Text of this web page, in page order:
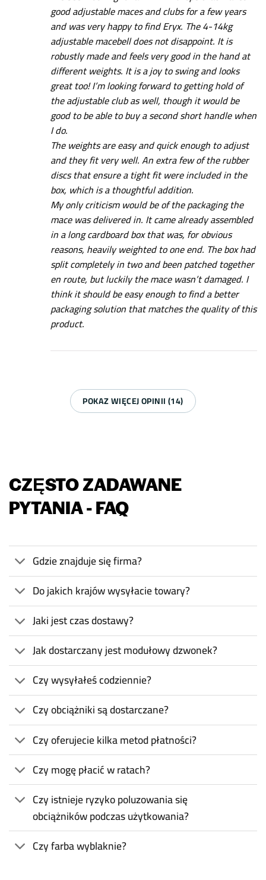
good adjustable maces and clubs for a few years
and was very happy to find Eryx. The 4-14kg
adjustable macebell does not disappoint. It is
robustly made and feels very good in the hand at
different weights. It is a joy to swing and looks
great too! I’m looking forward to getting hold of
the adjustable club as well, though it would be
good to be able to buy a second short handle when
I do.
The weights are easy and quick enough to adjust
and they fit very well. An extra few of the rubber
discs that ensure a tight fit were included in the
box, which is a thoughtful addition.
My only criticism would be of the packaging the
mace was delivered in. It came already assembled
in a long cardboard box that was, for obvious
reasons, heavily weighted to one end. The box had
split completely in two and been patched together
en route, but luckily the mace wasn’t damaged. I
think it should be easy enough to find a better
packaging solution that matches the quality of this
product.
POKAZ WIĘCEJ OPINII (14)
CZĘSTO ZADAWANE
PYTANIA - FAQ
Gdzie znajduje się firma?
Do jakich krajów wysyłacie towary?
Jaki jest czas dostawy?
Jak dostarczany jest modułowy dzwonek?
Czy wysyłałeś codziennie?
Czy obciążniki są dostarczane?
Czy oferujecie kilka metod płatności?
Czy mogę płacić w ratach?
Czy istnieje ryzyko poluzowania się
obciążników podczas użytkowania?
Czy farba wyblaknie?